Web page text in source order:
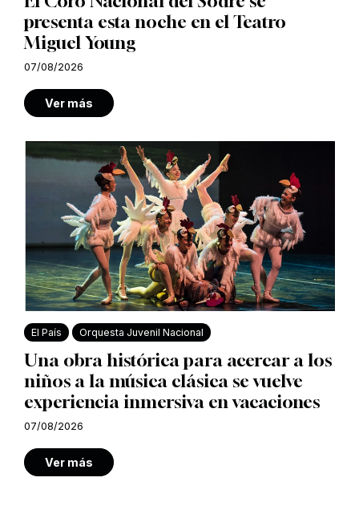
presenta esta noche en el Teatro
Miguel Young
07/08/2026
Ver más
El País Orquesta Juvenil Nacional
Una obra histórica para acercar a los
niños a la música clásica se vuelve
experiencia inmersiva en vacaciones
07/08/2026
Ver más